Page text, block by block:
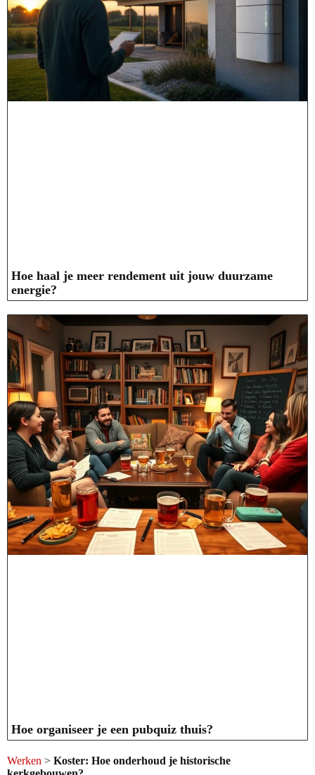
Hoe haal je meer rendement uit jouw duurzame
energie?
Hoe organiseer je een pubquiz thuis?
Werken > Koster: Hoe onderhoud je historische